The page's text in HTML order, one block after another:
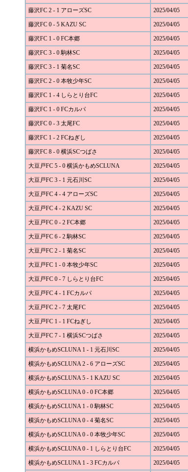
藤沢FC 2 - 1 アローズSC 2025/04/05
藤沢FC 0 - 5 KAZU SC 2025/04/05
藤沢FC 1 - 0 FC本郷 2025/04/05
藤沢FC 3 - 0 駒林SC 2025/04/05
藤沢FC 3 - 1 菊名SC 2025/04/05
藤沢FC 2 - 0 本牧少年SC 2025/04/05
藤沢FC 1 - 4 しらとり台FC 2025/04/05
藤沢FC 1 - 0 FCカルパ 2025/04/05
藤沢FC 0 - 3 太尾FC 2025/04/05
藤沢FC 1 - 2 FCねぎし 2025/04/05
藤沢FC 8 - 0 横浜SCつばさ 2025/04/05
大豆戸FC 5 - 0 横浜かもめSCLUNA 2025/04/05
大豆戸FC 3 - 1 元石川SC 2025/04/05
大豆戸FC 4 - 4 アローズSC 2025/04/05
大豆戸FC 4 - 2 KAZU SC 2025/04/05
大豆戸FC 0 - 2 FC本郷 2025/04/05
大豆戸FC 6 - 2 駒林SC 2025/04/05
大豆戸FC 2 - 1 菊名SC 2025/04/05
大豆戸FC 1 - 0 本牧少年SC 2025/04/05
大豆戸FC 0 - 7 しらとり台FC 2025/04/05
大豆戸FC 4 - 1 FCカルパ 2025/04/05
大豆戸FC 2 - 7 太尾FC 2025/04/05
大豆戸FC 1 - 1 FCねぎし 2025/04/05
大豆戸FC 7 - 1 横浜SCつばさ 2025/04/05
横浜かもめSCLUNA 1 - 1 元石川SC 2025/04/05
横浜かもめSCLUNA 2 - 6 アローズSC 2025/04/05
横浜かもめSCLUNA 5 - 1 KAZU SC 2025/04/05
横浜かもめSCLUNA 0 - 0 FC本郷 2025/04/05
横浜かもめSCLUNA 1 - 0 駒林SC 2025/04/05
横浜かもめSCLUNA 0 - 4 菊名SC 2025/04/05
横浜かもめSCLUNA 0 - 0 本牧少年SC 2025/04/05
横浜かもめSCLUNA 0 - 1 しらとり台FC 2025/04/05
横浜かもめSCLUNA 1 - 3 FCカルパ 2025/04/05